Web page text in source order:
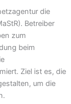
die
Betreiber
zum
beim
Ziel ist es, die
um die